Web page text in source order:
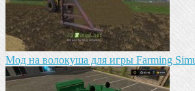
Мод на волокуша для игры Farming